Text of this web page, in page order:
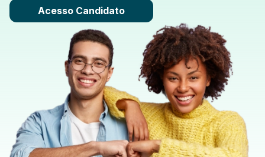
Acesso Candidato